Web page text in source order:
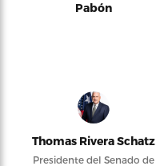
Pabón
Thomas Rivera Schatz
Presidente del Senado de